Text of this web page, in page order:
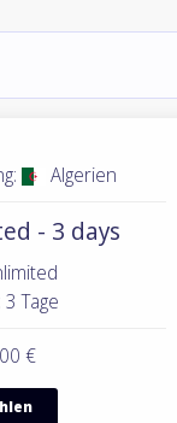
Algerien
- 3 days
Tage
€